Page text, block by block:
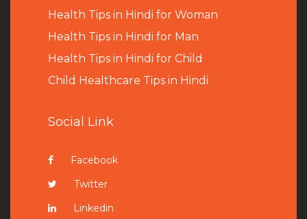
Health Tips in Hindi for Woman
Health Tips in Hindi for Man
Health Tips in Hindi for Child
Child Healthcare Tips in Hindi
Social Link
Facebook
Twitter
Linkedin